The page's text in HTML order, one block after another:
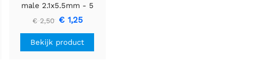
male 2.1x5.5mm - 5
stuks
€ 2,50 € 1,25
Bekijk product